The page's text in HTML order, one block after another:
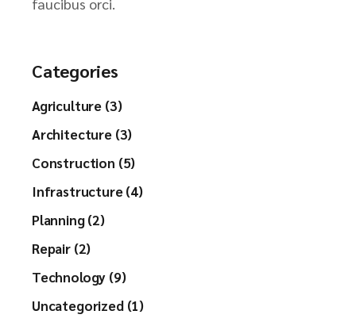
Categories
Agriculture (3)
Architecture (3)
Construction (5)
Infrastructure (4)
Planning (2)
Repair (2)
Technology (9)
Uncategorized (1)